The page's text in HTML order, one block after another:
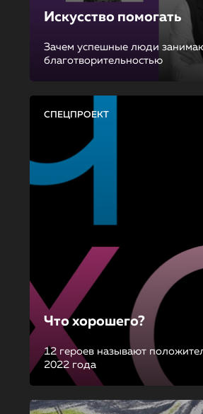
Искусство помогать
Зачем успешные люди
благотворительностью
СПЕЦПРОЕКТ
Что хорошего?
12 героев называют
2022 года